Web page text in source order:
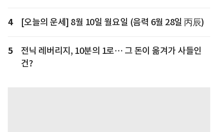
4 [오늘의 운세] 8월 10일 월요일 (음력 6월 28일 丙辰)
5
전닉 레버리지, 10분의 1로… 그 돈이 옮겨가 사들인
건?